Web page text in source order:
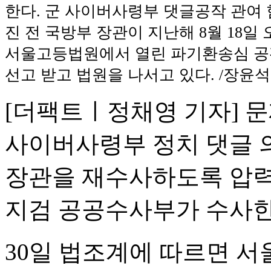
한다. 군 사이버사령부 댓글공작 관여
진 전 국방부 장관이 지난해 8월 18일
서울고등법원에서 열린 파기환송심
선고 받고 법원을 나서고 있다. /장윤
[더팩트ㅣ정채영 기자]
사이버사령부 정치 댓글
장관을 재수사하도록 압
지검 공공수사부가 수사
30일 법조계에 따르면